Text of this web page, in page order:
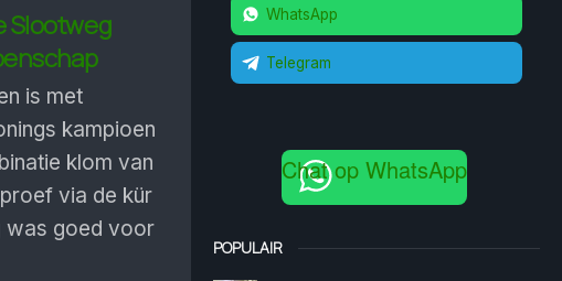
Slootweg
is met
kampioen
klom van
via de kür
was goed voor
WhatsApp
Telegram
Chat op WhatsApp
POPULAIR